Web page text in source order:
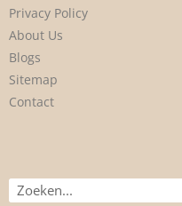
Privacy Policy
About Us
Blogs
Sitemap
Contact
Zoek